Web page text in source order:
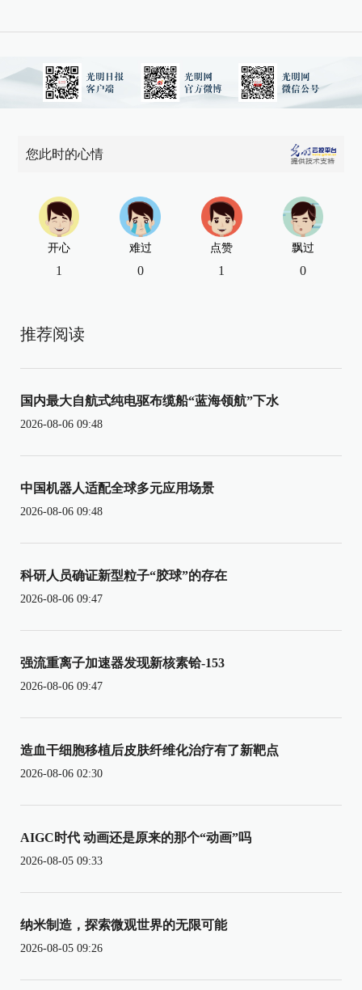
您此时的心情
开心
1
难过
0
点赞
1
飘过
0
推荐阅读
国内最大自航式纯电驱布缆船“蓝海领航”下水
2026-08-06 09:48
中国机器人适配全球多元应用场景
2026-08-06 09:48
科研人员确证新型粒子“胶球”的存在
2026-08-06 09:47
强流重离子加速器发现新核素铪-153
2026-08-06 09:47
造血干细胞移植后皮肤纤维化治疗有了新靶点
2026-08-06 02:30
AIGC时代 动画还是原来的那个“动画”吗
2026-08-05 09:33
纳米制造，探索微观世界的无限可能
2026-08-05 09:26